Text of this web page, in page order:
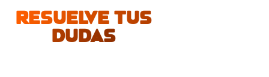
RESUELVE TUS
DUDAS